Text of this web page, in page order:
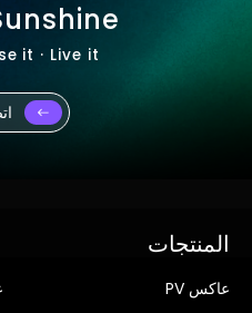
it · Live it
المنتجات
عاكس PV